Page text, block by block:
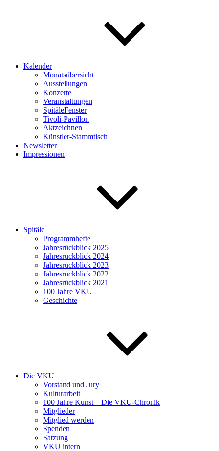
Kalender
Monatsübersicht
Ausstellungen
Konzerte
Veranstaltungen
SpitäleFenster
Tivoli-Pavillon
Aktzeichnen
Künstler-Stammtisch
Newsletter
Impressionen
Spitäle
Programmhefte
Jahresrückblick 2025
Jahresrückblick 2024
Jahresrückblick 2023
Jahresrückblick 2022
Jahresrückblick 2021
100 Jahre VKU
Geschichte
Die VKU
Vorstand und Jury
Kulturarbeit
100 Jahre Kunst – Die VKU-Chronik
Mitglieder
Mitglied werden
Spenden
Satzung
VKU intern